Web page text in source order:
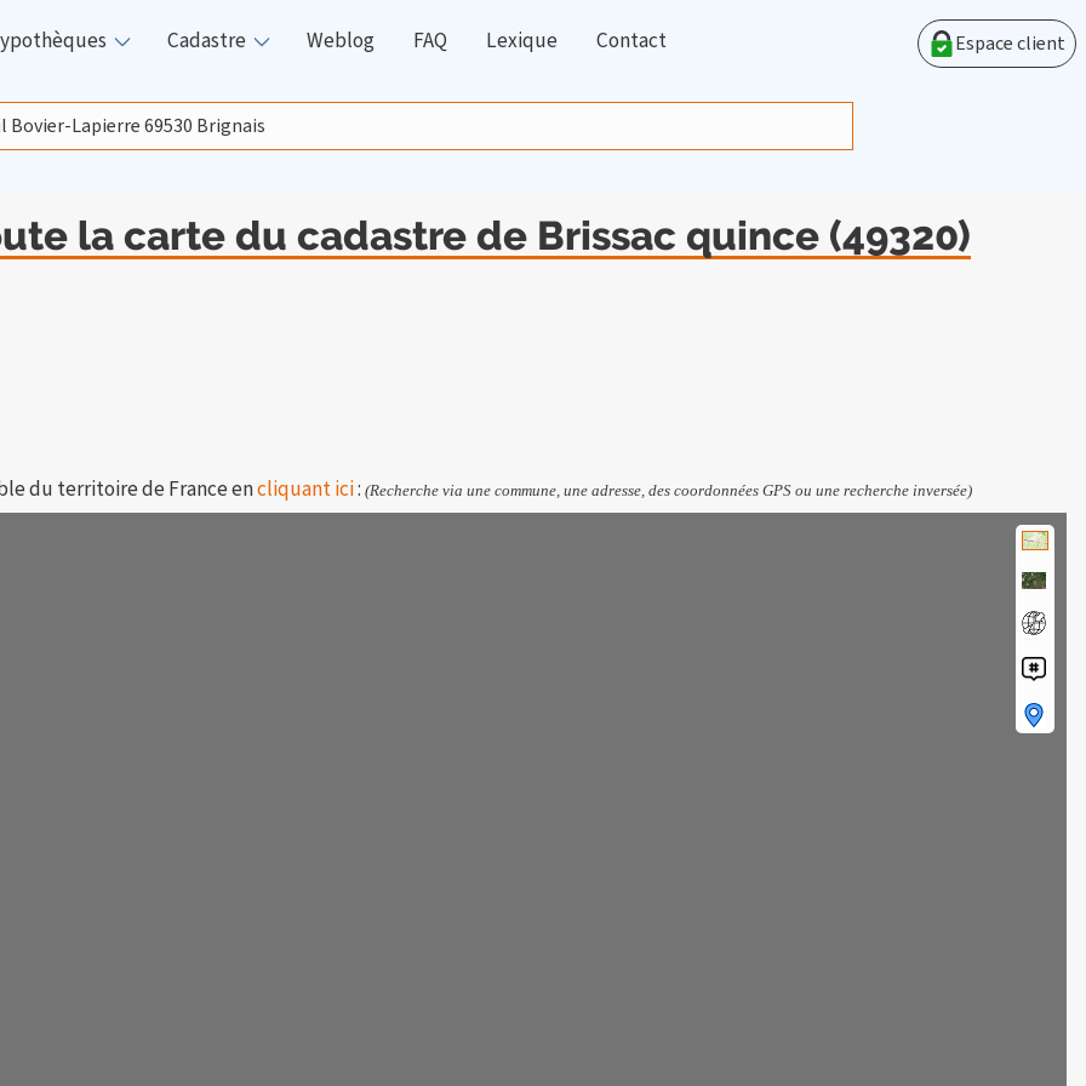
Cadastre Weblog FAQ Lexique Contact Espace client
la carte du cadastre de Brissac quince (49320)
du territoire de France encliquant ici: (Recherche via une commune, une adresse, des coordonnées GPS ou une recherche inversée)